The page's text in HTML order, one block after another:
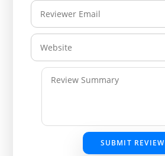
SUBMIT REVIEW